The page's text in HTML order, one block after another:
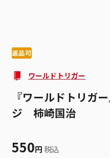
返品可
ワールドトリガー
『ワールドトリガ
ジ 柿崎国治
550円 税込